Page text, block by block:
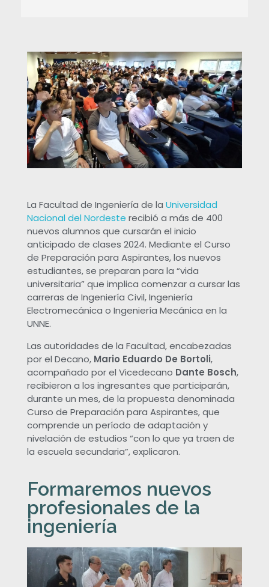
L
a
F
a
c
u
t
a
d
d
e
n
g
e
n
La Facultad de Ingeniería de la Universidad
Nacional del Nordeste recibió a más de 400
nuevos alumnos que cursarán el inicio
anticipado de clases 2024. Mediante el Curso
de Preparación para Aspirantes, los nuevos
estudiantes, se preparan para la “vida
universitaria” que implica comenzar a cursar las
carreras de Ingeniería Civil, Ingeniería
Electromecánica o Ingeniería Mecánica en la
UNNE.
Las autoridades de la Facultad, encabezadas
por el Decano, Mario Eduardo De Bortoli,
acompañado por el Vicedecano Dante Bosch,
recibieron a los ingresantes que participarán,
durante un mes, de la propuesta denominada
Curso de Preparación para Aspirantes, que
comprende un período de adaptación y
nivelación de estudios “con lo que ya traen de
la escuela secundaria”, explicaron.
Formaremos nuevos
profesionales de la
ingeniería